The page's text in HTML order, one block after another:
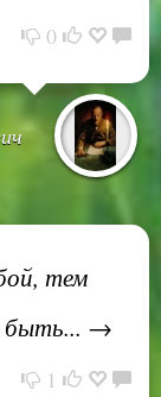
0
тем
быть... →
1